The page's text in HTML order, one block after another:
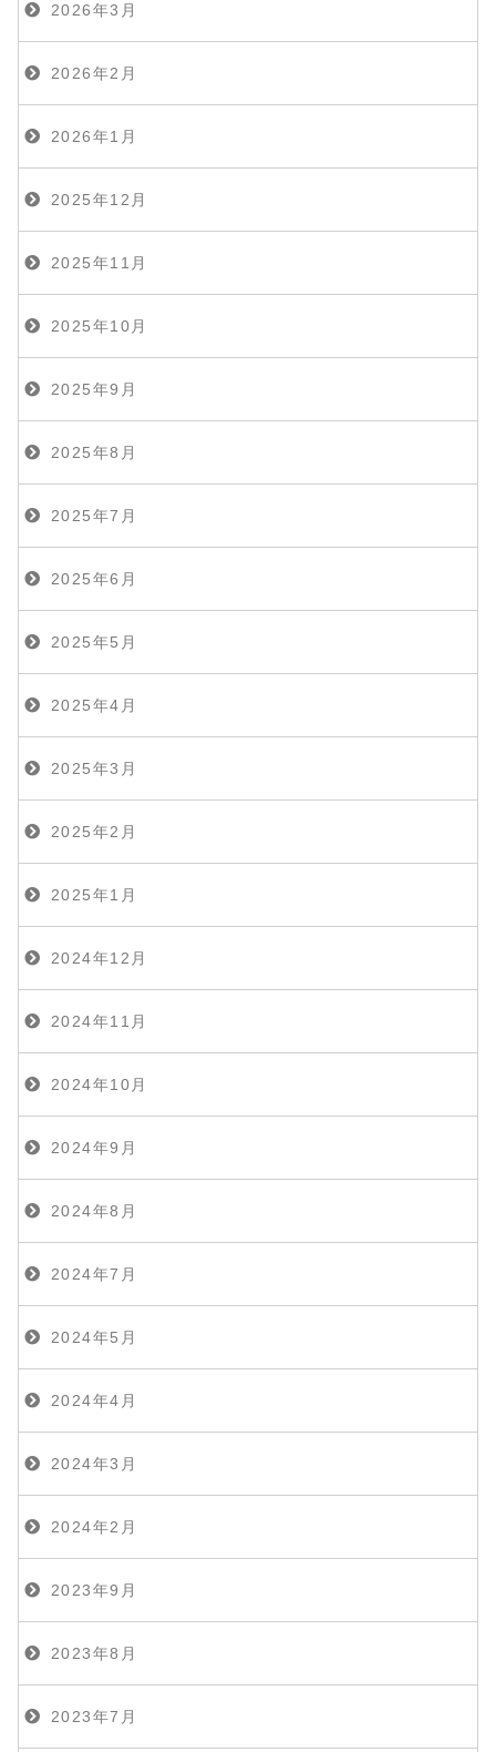
2026年3月
2026年2月
2026年1月
2025年12月
2025年11月
2025年10月
2025年9月
2025年8月
2025年7月
2025年6月
2025年5月
2025年4月
2025年3月
2025年2月
2025年1月
2024年12月
2024年11月
2024年10月
2024年9月
2024年8月
2024年7月
2024年5月
2024年4月
2024年3月
2024年2月
2023年9月
2023年8月
2023年7月